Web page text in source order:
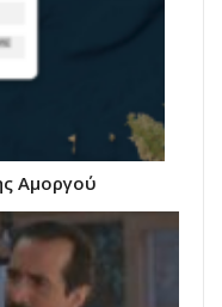
Αμοργού